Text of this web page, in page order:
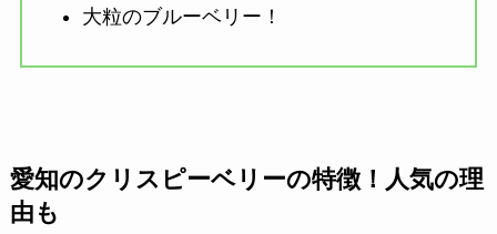
大粒のブルーベリー！
愛知のクリスピーベリーの特徴！人気の理
由も